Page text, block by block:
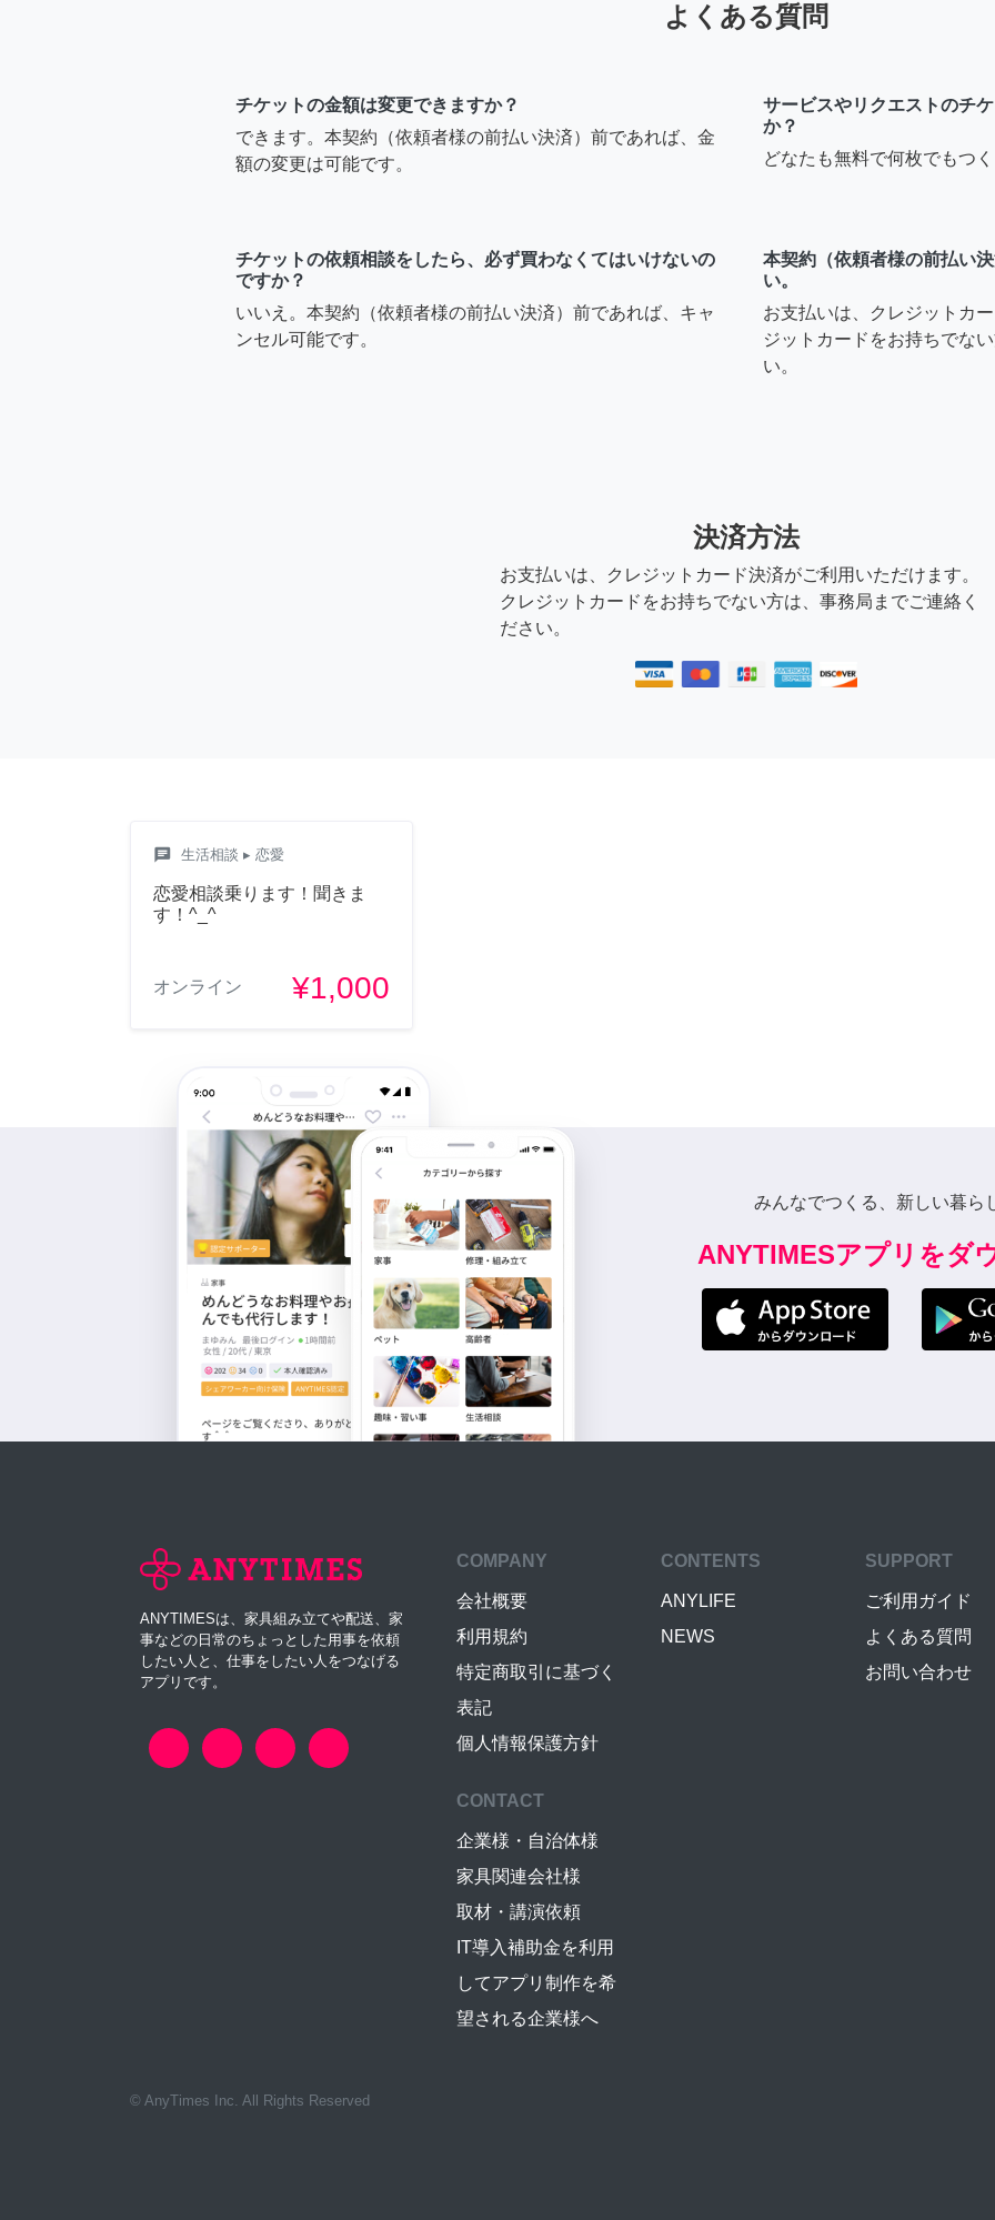
よくある質問
チケットの金額は変更できますか？
できます。本契約（依頼者様の前払い決済）前であれば、金
額の変更は可能です。
サービスやリクエストのチ
か？
どなたも無料で何枚でもつ
チケットの依頼相談をしたら、必ず買わなくてはいけないの
ですか？
いいえ。本契約（依頼者様の前払い決済）前であれば、キャ
ンセル可能です。
本契約（依頼者様の前払い
い。
お支払いは、クレジットカ
ジットカードをお持ちでな
い。
決済方法
お支払いは、クレジットカード決済がご利用いただけます。
クレジットカードをお持ちでない方は、事務局までご連絡く
ださい。
chat 生活相談 ▸ 恋愛
恋愛相談乗ります！聞きま
す！^_^
オンライン ¥1,000
みんなでつくる、新しい暮ら
ANYTIMESアプリをダ
ANYTIMESは、家具組み立てや配送、家
事などの日常のちょっとした用事を依頼
したい人と、仕事をしたい人をつなげる
アプリです。
COMPANY
会社概要
利用規約
特定商取引に基づく
表記
個人情報保護方針
CONTENTS
ANYLIFE
NEWS
SUPPORT
ご利用ガイド
よくある質問
お問い合わせ
CONTACT
企業様・自治体様
家具関連会社様
取材・講演依頼
IT導入補助金を利用
してアプリ制作を希
望される企業様へ
© AnyTimes Inc. All Rights Reserved